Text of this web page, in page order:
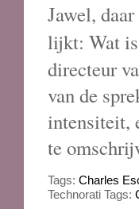
Jawel,
lijkt: Wat
directeur
van de
intensiteit,
te
Tags: Charles
Technorati Tags: